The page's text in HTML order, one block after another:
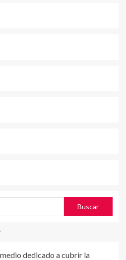
dedicado a cubrir la